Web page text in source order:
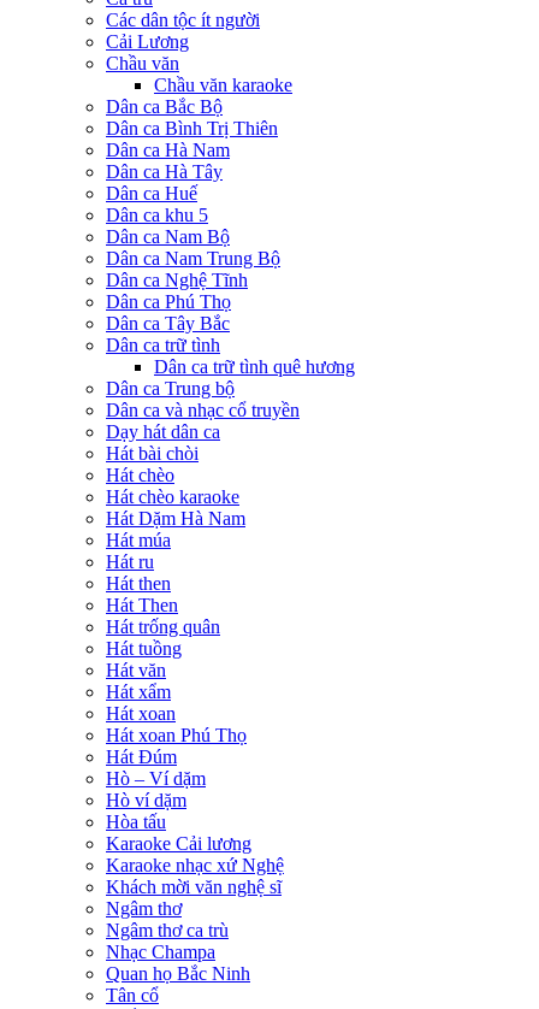
Các dân tộc ít người
Cải Lương
Chầu văn
Chầu văn karaoke
Dân ca Bắc Bộ
Dân ca Bình Trị Thiên
Dân ca Hà Nam
Dân ca Hà Tây
Dân ca Huế
Dân ca khu 5
Dân ca Nam Bộ
Dân ca Nam Trung Bộ
Dân ca Nghệ Tĩnh
Dân ca Phú Thọ
Dân ca Tây Bắc
Dân ca trữ tình
Dân ca trữ tình quê hương
Dân ca Trung bộ
Dân ca và nhạc cổ truyền
Dạy hát dân ca
Hát bài chòi
Hát chèo
Hát chèo karaoke
Hát Dặm Hà Nam
Hát múa
Hát ru
Hát then
Hát Then
Hát trống quân
Hát tuồng
Hát văn
Hát xẩm
Hát xoan
Hát xoan Phú Thọ
Hát Đúm
Hò – Ví dặm
Hò ví dặm
Hòa tấu
Karaoke Cải lương
Karaoke nhạc xứ Nghệ
Khách mời văn nghệ sĩ
Ngâm thơ
Ngâm thơ ca trù
Nhạc Champa
Quan họ Bắc Ninh
Tân cổ